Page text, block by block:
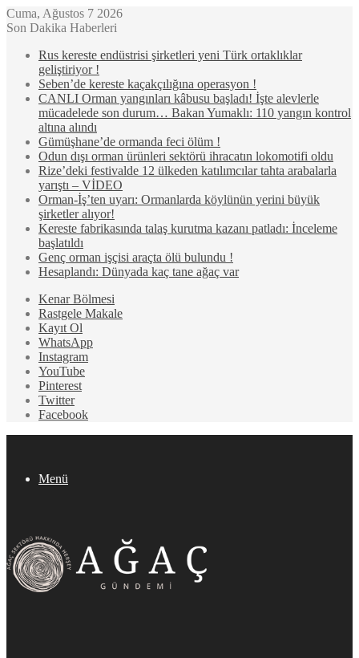
Cuma, Ağustos 7 2026
Son Dakika Haberleri
Rus kereste endüstrisi şirketleri yeni Türk ortaklıklar
geliştiriyor !
Seben’de kereste kaçakçılığına operasyon !
CANLI Orman yangınları kâbusu başladı! İşte alevlerle
mücadelede son durum… Bakan Yumaklı: 110 yangın kontrol
altına alındı
Gümüşhane’de ormanda feci ölüm !
Odun dışı orman ürünleri sektörü ihracatın lokomotifi oldu
Rize’deki festivalde 12 ülkeden katılımcılar tahta arabalarla
yarıştı – VİDEO
Orman-İş’ten uyarı: Ormanlarda köylünün yerini büyük
şirketler alıyor!
Kereste fabrikasında talaş kurutma kazanı patladı: İnceleme
başlatıldı
Genç orman işçisi araçta ölü bulundu !
Hesaplandı: Dünyada kaç tane ağaç var
Kenar Bölmesi
Rastgele Makale
Kayıt Ol
WhatsApp
Instagram
YouTube
Pinterest
Twitter
Facebook
Menü